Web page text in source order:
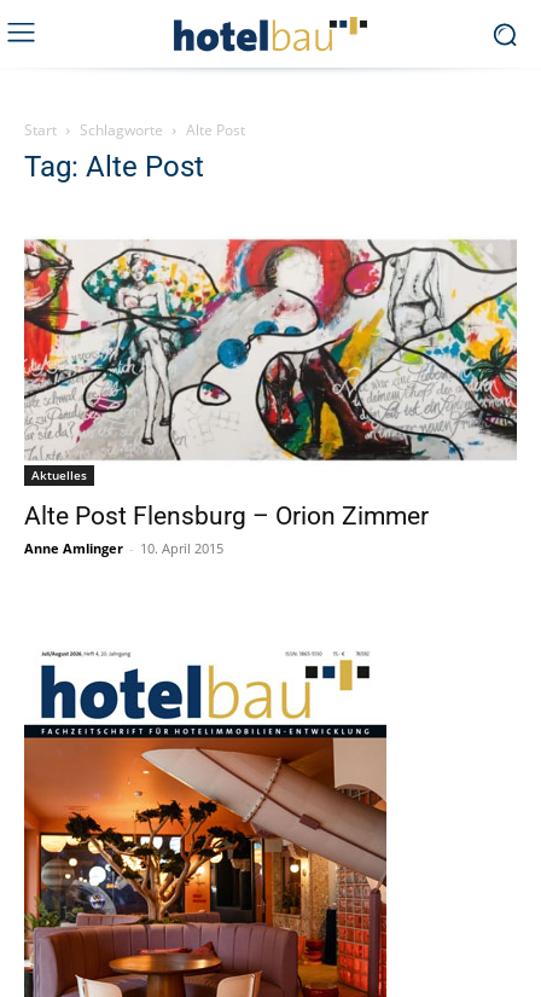
Start Schlagworte Alte Post
Tag: Alte Post
Aktuelles
Alte Post Flensburg – Orion Zimmer
Anne Amlinger - 10. April 2015